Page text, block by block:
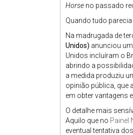
Horse no passado
Quando tudo
Na madrugada de
Unidos) anunciou
Unidos incluíram o
abrindo a
a medida produziu
opinião pública, que
em obter vantagens
O detalhe mais
Aquilo que no Painel
eventual tentativa